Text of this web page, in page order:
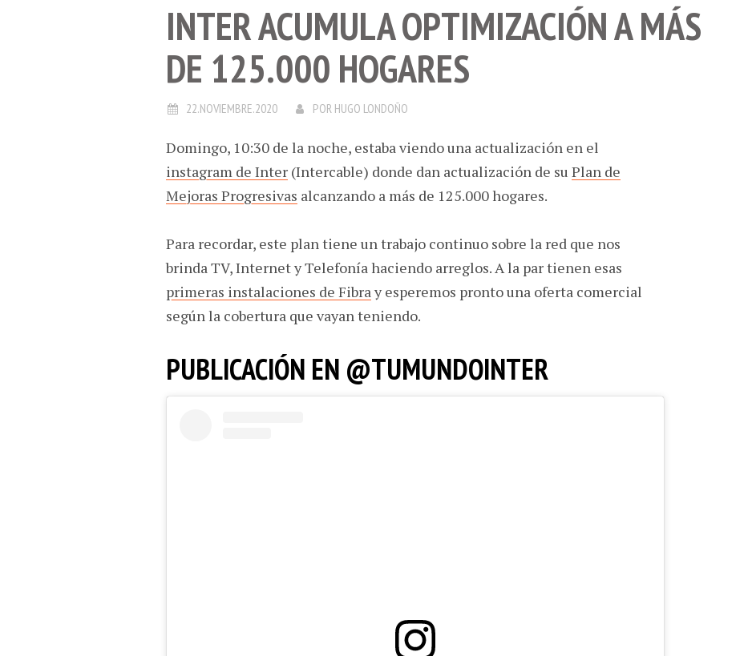
INTER ACUMULA OPTIMIZACIÓN A MÁS
DE 125.000 HOGARES
22.NOVIEMBRE.2020 POR HUGO LONDOÑO
Domingo, 10:30 de la noche, estaba viendo una actualización en el
instagram de Inter (Intercable) donde dan actualización de su Plan de
Mejoras Progresivas alcanzando a más de 125.000 hogares.
Para recordar, este plan tiene un trabajo continuo sobre la red que nos
brinda TV, Internet y Telefonía haciendo arreglos. A la par tienen esas
primeras instalaciones de Fibray esperemos pronto una oferta comercial
según la cobertura que vayan teniendo.
PUBLICACIÓN EN @TUMUNDOINTER